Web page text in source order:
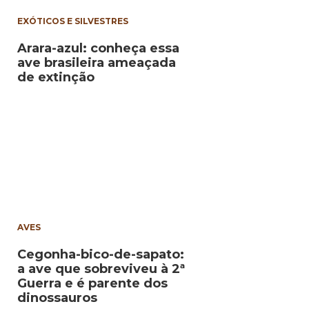
EXÓTICOS E SILVESTRES
Arara-azul: conheça essa
ave brasileira ameaçada
de extinção
AVES
Cegonha-bico-de-sapato:
a ave que sobreviveu à 2ª
Guerra e é parente dos
dinossauros